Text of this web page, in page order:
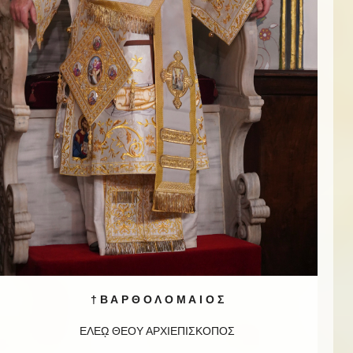
† Β Α Ρ Θ Ο Λ Ο Μ Α Ι Ο Σ
ΕΛΕῼ ΘΕΟΥ ΑΡΧΙΕΠΙΣΚΟΠΟΣ